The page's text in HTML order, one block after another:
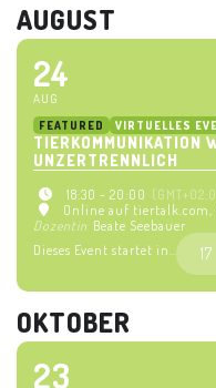
AUGUST
24
AUG
FEATURED VIRTUELLES
TIERKOMMUNIKATION
UNZERTRENNLICH
18:30 - 20:00
Online auf tiertalk.com
Dozentin Beate Seebauer
Dieses Event startet in..
17
OKTOBER
23